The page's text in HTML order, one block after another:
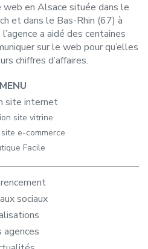
web en Alsace située dans le
et dans le Bas-Rhin (67) à
a aidé des centaines
sur le web pour qu’elles
chiffres d’affaires.
MENU
site internet
site vitrine
e-commerce
Facile
sociaux
agences